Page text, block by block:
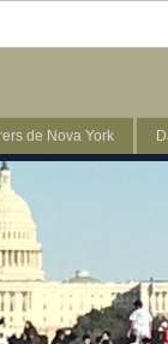
de Nova York